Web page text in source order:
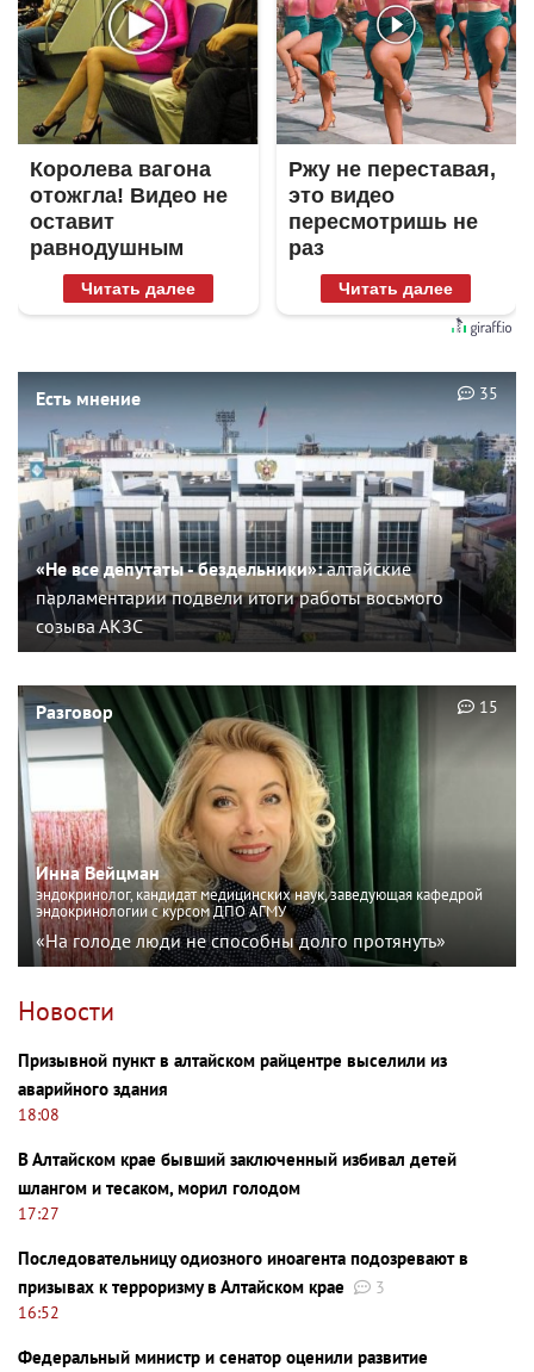
Королева вагона
отожгла! Видео не
оставит
равнодушным
Читать далее
Ржу не переставая,
это видео
пересмотришь не
раз
Читать далее
Есть мнение
«Не все депутаты - бездельники»:алтайские
парламентарии подвели итоги работы восьмого
созыва АКЗС
35
Разговор
Инна Вейцман
эндокринолог, кандидат медицинских наук, заведующая кафедрой
эндокринологии с курсом ДПО АГМУ
«На голоде люди не способны долго протянуть»
15
Новости
Призывной пункт в алтайском райцентре выселили из
аварийного здания
18:08
В Алтайском крае бывший заключенный избивал детей
шлангом и тесаком, морил голодом
17:27
Последовательницу одиозного иноагента подозревают в
призывах к терроризму в Алтайском крае
3
16:52
Федеральный министр и сенатор оценили развитие